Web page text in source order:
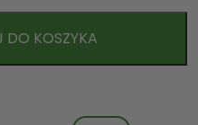
DO KOSZYKA